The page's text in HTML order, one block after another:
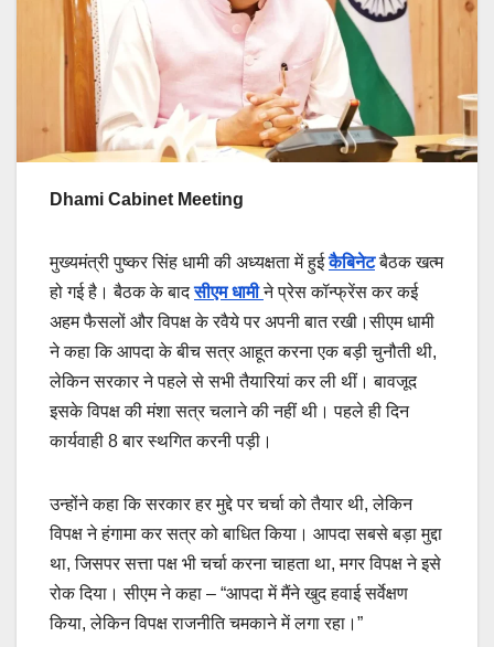
Dhami Cabinet Meeting
मुख्यमंत्री पुष्कर सिंह धामी की अध्यक्षता में हुईकैबिनेटबैठक खत्म
हो गई है। बैठक के बादसीएम धामीने प्रेस कॉन्फ्रेंस कर कई
अहम फैसलों और विपक्ष के रवैये पर अपनी बात रखी।सीएम धामी
ने कहा कि आपदा के बीच सत्र आहूत करना एक बड़ी चुनौती थी,
लेकिन सरकार ने पहले से सभी तैयारियां कर ली थीं। बावजूद
इसके विपक्ष की मंशा सत्र चलाने की नहीं थी। पहले ही दिन
कार्यवाही 8 बार स्थगित करनी पड़ी।
उन्होंने कहा कि सरकार हर मुद्दे पर चर्चा को तैयार थी, लेकिन
विपक्ष ने हंगामा कर सत्र को बाधित किया। आपदा सबसे बड़ा मुद्दा
था, जिसपर सत्ता पक्ष भी चर्चा करना चाहता था, मगर विपक्ष ने इसे
रोक दिया। सीएम ने कहा – “आपदा में मैंने खुद हवाई सर्वेक्षण
किया, लेकिन विपक्ष राजनीति चमकाने में लगा रहा।”